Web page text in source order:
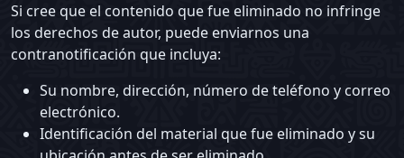
Si cree que el contenido que fue eliminado no infringe
los derechos de autor, puede enviarnos una
contranotificación que incluya:
Su nombre, dirección, número de teléfono y correo
electrónico.
Identificación del material que fue eliminado y su